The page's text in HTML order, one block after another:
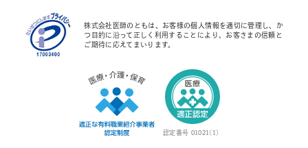
認定番号 01021(1)
株式会社医師のともは、お客様の個人情報を適切に管理し、か
つ目的に沿って正しく利用することにより、お客さまの信頼と
ご期待に応えてまいります。